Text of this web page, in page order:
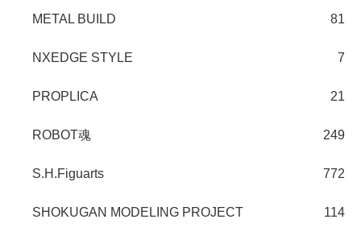
METAL BUILD 81
NXEDGE STYLE 7
PROPLICA 21
ROBOT魂 249
S.H.Figuarts 772
SHOKUGAN MODELING PROJECT 114